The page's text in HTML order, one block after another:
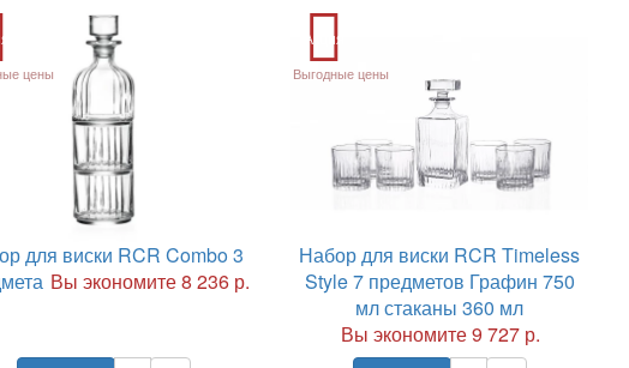
цены
для виски RCR Combo 3
Вы экономите 8 236 р.
Акция
Выгодные цены
Набор для виски RCR Timeless
Style 7 предметов Графин 750
мл стаканы 360 мл
Вы экономите 9 727 р.